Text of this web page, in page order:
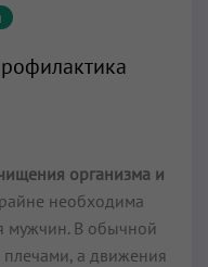
организма и
необходима
мужчин. В обычной
а движения